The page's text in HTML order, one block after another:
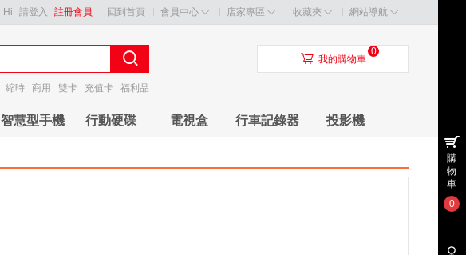
回到首頁 會員中心 店家專區 收藏夾 網站導航
Hi 請登入 註冊會員
縮時 商用 雙卡 充值卡 福利品
󰃦 我的購物車
0
智慧型手機 行動硬碟 電視盒 行車記錄器 投影機
購
物
車
0